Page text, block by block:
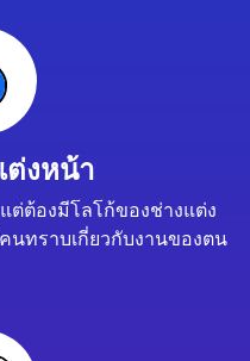
ต่งหน้า
ต่ต้องมีโลโก้ของช่างแต่ง
นทราบเกี่ยวกับงานของตน